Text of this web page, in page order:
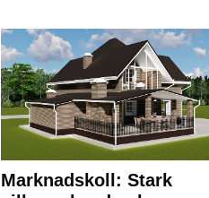
Marknadskoll: Stark